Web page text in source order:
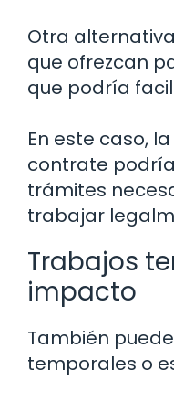
Otra
que ofrezcan
que podría
En este caso,
contrate
trámites
trabajar
Trabajos
impacto
También
temporales o